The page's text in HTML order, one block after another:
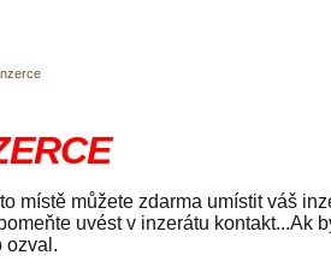
místě můžete zdarma umístit váš
uvést v inzerátu kontakt...Ak
ozval.